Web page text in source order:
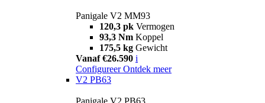
Panigale V2 MM93
120,3 pk Vermogen
93,3 Nm Koppel
175,5 kg Gewicht
Vanaf €26.590 i
Configureer Ontdek meer
V2 PB63
Panigale V2 PB63